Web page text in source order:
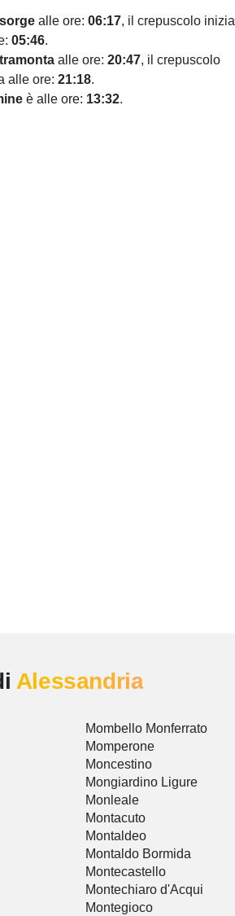
sorge alle ore: 06:17, il crepuscolo inizia
05:46.
tramonta alle ore: 20:47, il crepuscolo
alle ore: 21:18.
è alle ore: 13:32.
Alessandria
Mombello Monferrato
Momperone
Moncestino
Mongiardino Ligure
Monleale
Montacuto
Montaldeo
Montaldo Bormida
Montecastello
Montechiaro d'Acqui
Montegioco